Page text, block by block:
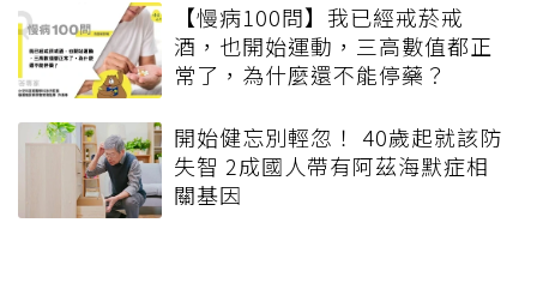
【慢病100問】我已經戒菸戒
酒，也開始運動，三高數值都正
常了，為什麼還不能停藥？
開始健忘別輕忽！ 40歲起就該防
失智 2成國人帶有阿茲海默症相
關基因